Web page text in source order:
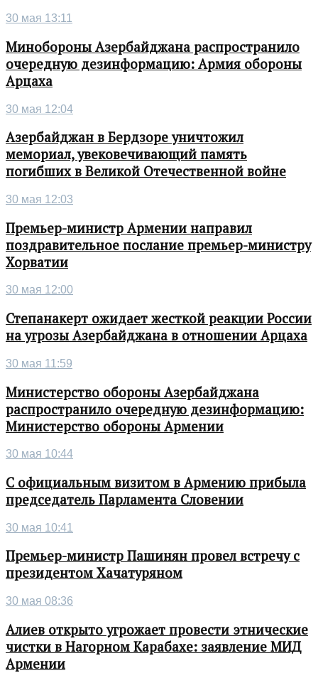
30 мая 13:11
Минобороны Азербайджана распространило
очередную дезинформацию: Армия обороны
Арцаха
30 мая 12:04
Азербайджан в Бердзоре уничтожил
мемориал, увековечивающий память
погибших в Великой Отечественной войне
30 мая 12:03
Премьер-министр Армении направил
поздравительное послание премьер-министру
Хорватии
30 мая 12:00
Степанакерт ожидает жесткой реакции России
на угрозы Азербайджана в отношении Арцаха
30 мая 11:59
Министерство обороны Азербайджана
распространило очередную дезинформацию:
Министерство обороны Армении
30 мая 10:44
С официальным визитом в Армению прибыла
председатель Парламента Словении
30 мая 10:41
Премьер-министр Пашинян провел встречу с
президентом Хачатуряном
30 мая 08:36
Алиев открыто угрожает провести этнические
чистки в Нагорном Карабахе: заявление МИД
Армении